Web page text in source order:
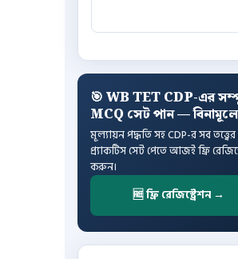
🎯 WB TET CDP-এর
MCQ সেট পান —
মূল্যায়ন পদ্ধতি সহ CDP-র সব
প্র্যাকটিস সেট পেতে আজই ফ্রি
করুন।
🆓 ফ্রি রেজিস্ট্রেশন →